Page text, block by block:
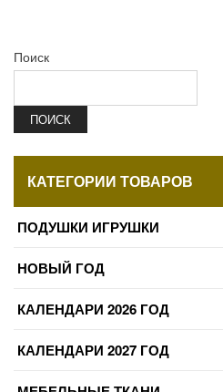
Поиск
ПОИСК
КАТЕГОРИИ ТОВАРОВ
ПОДУШКИ ИГРУШКИ
НОВЫЙ ГОД
КАЛЕНДАРИ 2026 ГОД
КАЛЕНДАРИ 2027 ГОД